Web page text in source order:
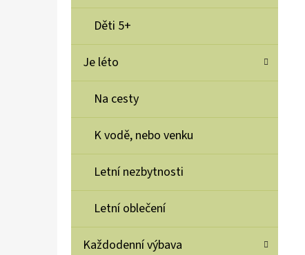
Děti 5+
Je léto
Na cesty
K vodě, nebo venku
Letní nezbytnosti
Letní oblečení
Každodenní výbava